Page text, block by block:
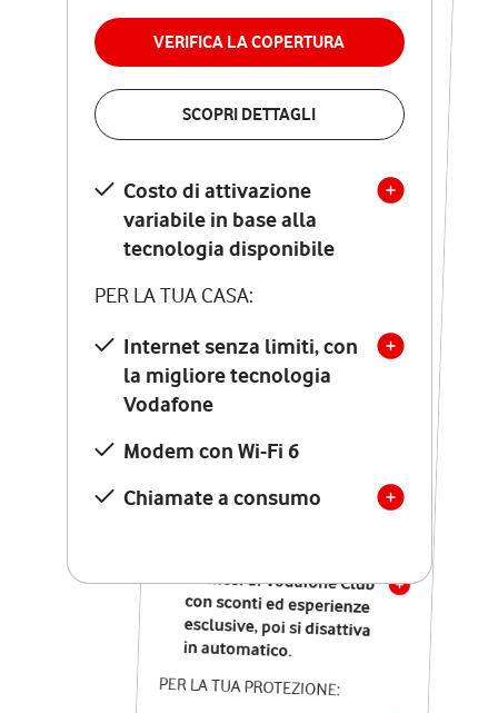
VERIFICA LA COPERTURA
SCOPRI DETTAGLI
Costo di attivazione
variabile in base alla
tecnologia disponibile
PER LA TUA CASA:
Internet senza limiti, con
la migliore tecnologia
Vodafone
Modem con Wi-Fi 6
Chiamate a consumo
permanenza
VERIFICA LA COPERTURA
Costo di attivazione
variabile in base alla
tecnologia disponibile
PER LA TUA CASA:
Internet senza limiti, con
la migliore tecnologia
Vodafone
Modem Seven con Wi-Fi 7
Chiamate illimitate verso
numeri fissi e mobili
nazionali
12 mesi di Vodafone Club
con sconti ed esperienze
esclusive, poi si disattiva
in automatico.
PER LA TUA PROTEZIONE: